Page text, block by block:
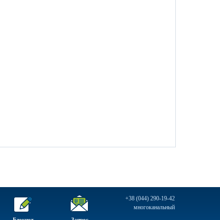
+38 (044) 290-19-42
многоканальный